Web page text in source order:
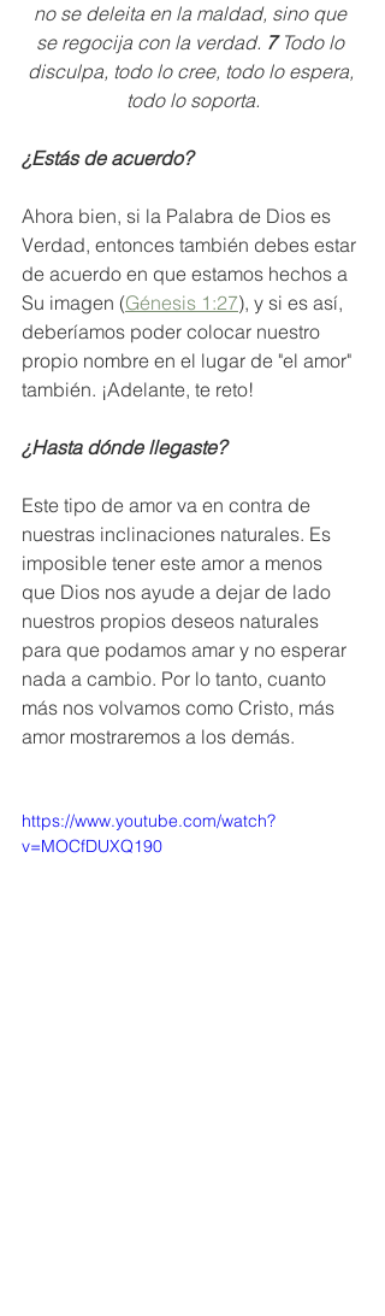
no se deleita en la maldad, sino que
se regocija con la verdad. 7 Todo lo
disculpa, todo lo cree, todo lo espera,
todo lo soporta.
¿Estás de acuerdo?
Ahora bien, si la Palabra de Dios es
Verdad, entonces también debes estar
de acuerdo en que estamos hechos a
Su imagen (Génesis 1:27), y si es así,
deberíamos poder colocar nuestro
propio nombre en el lugar de "el amor"
también. ¡Adelante, te reto!
¿Hasta dónde llegaste?
Este tipo de amor va en contra de
nuestras inclinaciones naturales. Es
imposible tener este amor a menos
que Dios nos ayude a dejar de lado
nuestros propios deseos naturales
para que podamos amar y no esperar
nada a cambio. Por lo tanto, cuanto
más nos volvamos como Cristo, más
amor mostraremos a los demás.
https://www.youtube.com/watch?
v=MOCfDUXQ190